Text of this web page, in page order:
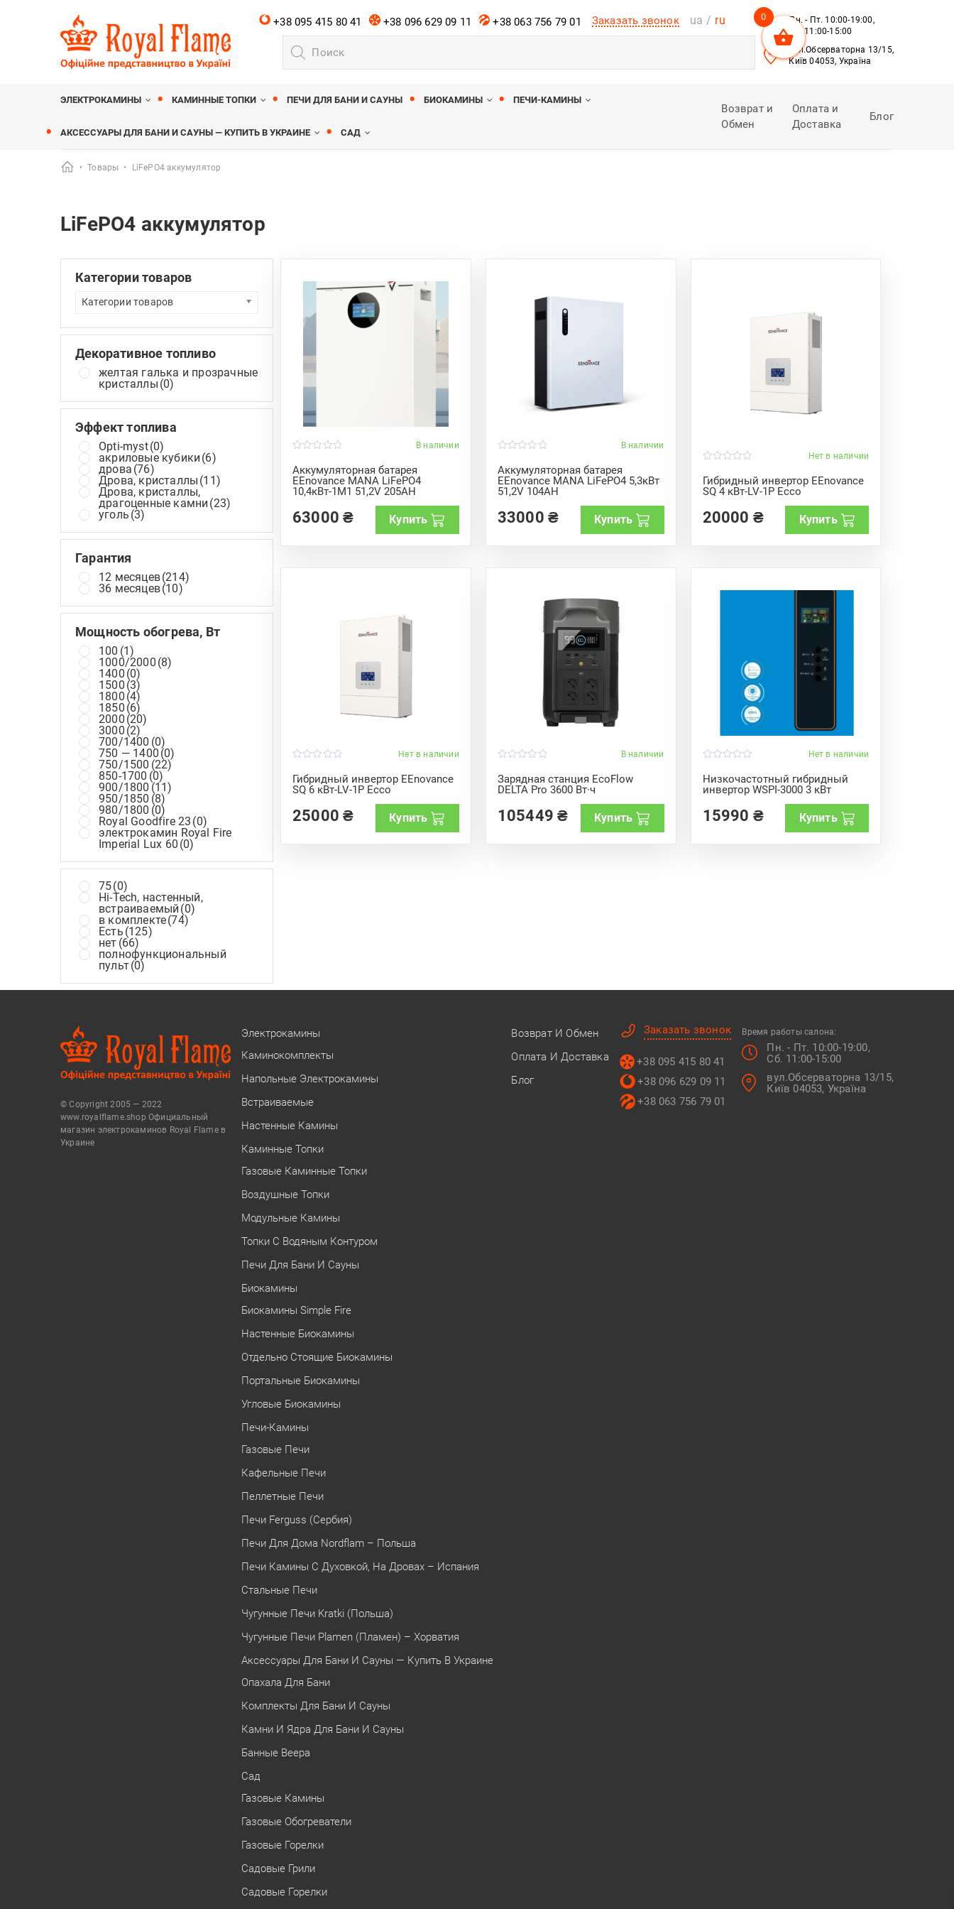
+38 095 415 80 41 +38 096 629 09 11 +38 063 756 79 01 Заказать звонок ua
ru
Поиск
товаров
Пн. - Пт. 10:00-19:00,
Сб. 11:00-15:00
вул.Обсерваторна 13/15,
Київ 04053, Україна
Возврат и
Обмен
Оплата и
Доставка
Блог
ЭЛЕКТРОКАМИНЫ КАМИННЫЕ ТОПКИ ПЕЧИ ДЛЯ БАНИ И САУНЫ БИОКАМИНЫ ПЕЧИ-КАМИНЫ
АКСЕССУАРЫ ДЛЯ БАНИ И САУНЫ — КУПИТЬ В УКРАИНЕ САД
• Товары • LiFePO4 аккумулятор
LiFePO4 аккумулятор
Категории товаров
Категории товаров
Декоративное топливо
желтая галька и прозрачные
кристаллы (0)
Эффект топлива
Opti-myst(0)
акриловые кубики (6)
дрова (76)
Дрова, кристаллы (11)
Дрова, кристаллы,
драгоценные камни (23)
уголь (3)
Гарантия
12 месяцев(214)
36 месяцев(10)
Мощность обогрева, Вт
100 (1)
1000/2000 (8)
1400 (0)
1500 (3)
1800 (4)
1850 (6)
2000 (20)
3000 (2)
700/1400 (0)
750 — 1400 (0)
750/1500 (22)
850-1700 (0)
900/1800 (11)
950/1850 (8)
980/1800 (0)
Royal Goodfire 23 (0)
электрокамин Royal Fire
Imperial Lux 60 (0)
75(0)
Hi-Tech, настенный,
встраиваемый (0)
в комплекте(74)
Есть (125)
нет (66)
полнофункциональный
пульт(0)
В наличии
Аккумуляторная батарея
EEnovance MANA LiFePO4
10,4кВт-1M1 51,2V 205AH
o
u
t
o
63000₴ Купить
В наличии
Аккумуляторная батарея
EEnovance MANA LiFePO4 5,3кВт
51,2V 104AH
o
u
t
o
33000 ₴ Купить
Нет в наличии
Гибридный инвертор EEnovance
SQ 4 кВт-LV-1P Ecco
o
u
t
f
5
20000 ₴ Купить
Нет в наличии
Гибридный инвертор EEnovance
SQ 6 кВт-LV-1P Ecco
o
u
t
f
5
25000₴ Купить
В наличии
Зарядная станция EcoFlow
DELTA Pro 3600 Вт·ч
o
u
t
f105449₴ Купить
Нет в наличии
Низкочастотный гибридный
инвертор WSPI-3000 3 кВт
o
u
t
f15990 ₴ Купить
© Copyright 2005 — 2022
www.royalflame.shop Официальный
магазин электрокаминов Royal Flame в
Украине
Электрокамины
Каминокомплекты
Напольные Электрокамины
Встраиваемые
Настенные Камины
Каминные Топки
Газовые Каминные Топки
Воздушные Топки
Модульные Камины
Топки С Водяным Контуром
Печи Для Бани И Сауны
Биокамины
Биокамины Simple Fire
Настенные Биокамины
Отдельно Стоящие Биокамины
Портальные Биокамины
Угловые Биокамины
Печи-Камины
Газовые Печи
Кафельные Печи
Пеллетные Печи
Печи Ferguss (Сербия)
Печи Для Дома Nordflam – Польша
Печи Камины С Духовкой, На Дровах – Испания
Стальные Печи
Чугунные Печи Kratki (Польша)
Чугунные Печи Plamen (Пламен) – Хорватия
Аксессуары Для Бани И Сауны — Купить В Украине
Опахала Для Бани
Комплекты Для Бани И Сауны
Камни И Ядра Для Бани И Сауны
Банные Веера
Сад
Газовые Камины
Газовые Обогреватели
Газовые Горелки
Садовые Грили
Садовые Горелки
Возврат И Обмен
Оплата И Доставка
Блог
Заказать звонок
+38 095 415 80 41
+38 096 629 09 11
+38 063 756 79 01
Время работы салона:
Пн. - Пт. 10:00-19:00,
Сб. 11:00-15:00
вул.Обсерваторна 13/15,
Київ 04053, Україна
0